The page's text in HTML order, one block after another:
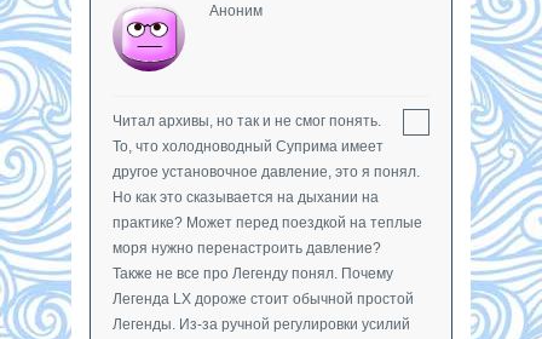
Аноним
Читал архивы, но так и не смог понять.
То, что холодноводный Суприма имеет
другое установочное давление, это я понял.
Но как это сказывается на дыхании на
практике? Может перед поездкой на теплые
моря нужно перенастроить давление?
Также не все про Легенду понял. Почему
Легенда LX дороже стоит обычной простой
Легенды. Из-за ручной регулировки усилий